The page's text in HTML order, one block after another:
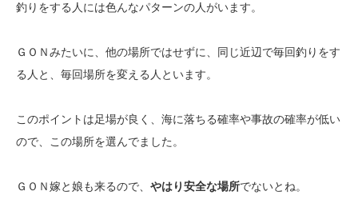
釣りをする人には色んなパターンの人がいます。
ＧＯＮみたいに、他の場所ではせずに、同じ近辺で毎回釣りをす
る人と、毎回場所を変える人といます。
このポイントは足場が良く、海に落ちる確率や事故の確率が低い
ので、この場所を選んでました。
ＧＯＮ嫁と娘も来るので、 やはり安全な場所でないとね。